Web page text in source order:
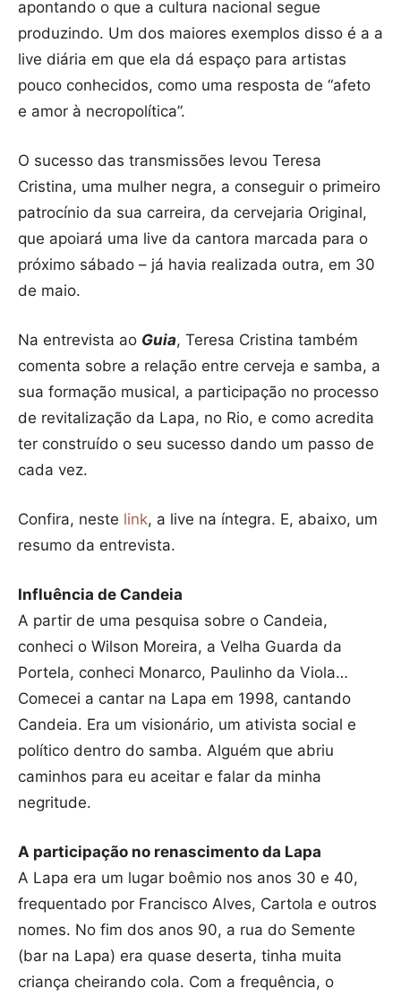
apontando o que a cultura nacional segue
produzindo. Um dos maiores exemplos disso é a a
live diária em que ela dá espaço para artistas
pouco conhecidos, como uma resposta de “afeto
e amor à necropolítica”.
O sucesso das transmissões levou Teresa
Cristina, uma mulher negra, a conseguir o primeiro
patrocínio da sua carreira, da cervejaria Original,
que apoiará uma live da cantora marcada para o
próximo sábado – já havia realizada outra, em 30
de maio.
Na entrevista ao Guia, Teresa Cristina também
comenta sobre a relação entre cerveja e samba, a
sua formação musical, a participação no processo
de revitalização da Lapa, no Rio, e como acredita
ter construído o seu sucesso dando um passo de
cada vez.
Confira, neste link, a live na íntegra. E, abaixo, um
resumo da entrevista.
Influência de Candeia
A partir de uma pesquisa sobre o Candeia,
conheci o Wilson Moreira, a Velha Guarda da
Portela, conheci Monarco, Paulinho da Viola…
Comecei a cantar na Lapa em 1998, cantando
Candeia. Era um visionário, um ativista social e
político dentro do samba. Alguém que abriu
caminhos para eu aceitar e falar da minha
negritude.
A participação no renascimento da Lapa
A Lapa era um lugar boêmio nos anos 30 e 40,
frequentado por Francisco Alves, Cartola e outros
nomes. No fim dos anos 90, a rua do Semente
(bar na Lapa) era quase deserta, tinha muita
criança cheirando cola. Com a frequência, o